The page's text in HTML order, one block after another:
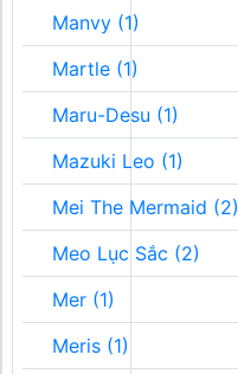
Manvy (1)
Martle (1)
Maru-Desu (1)
Mazuki Leo (1)
Mei The Mermaid (2)
Meo Lục Sắc (2)
Mer (1)
Meris (1)